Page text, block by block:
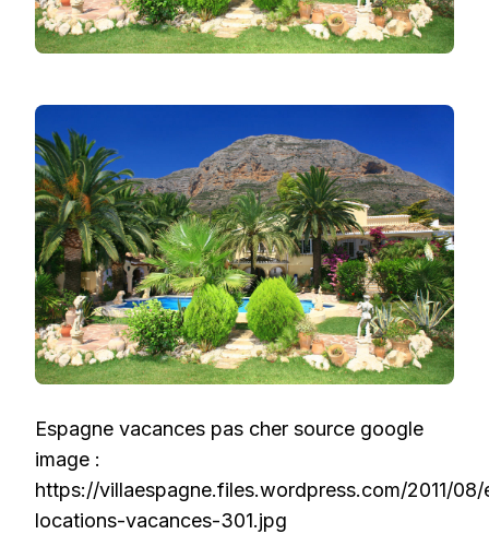
Espagne vacances pas cher source google
image :
https://villaespagne.files.wordpress.com/2011/
locations-vacances-301.jpg